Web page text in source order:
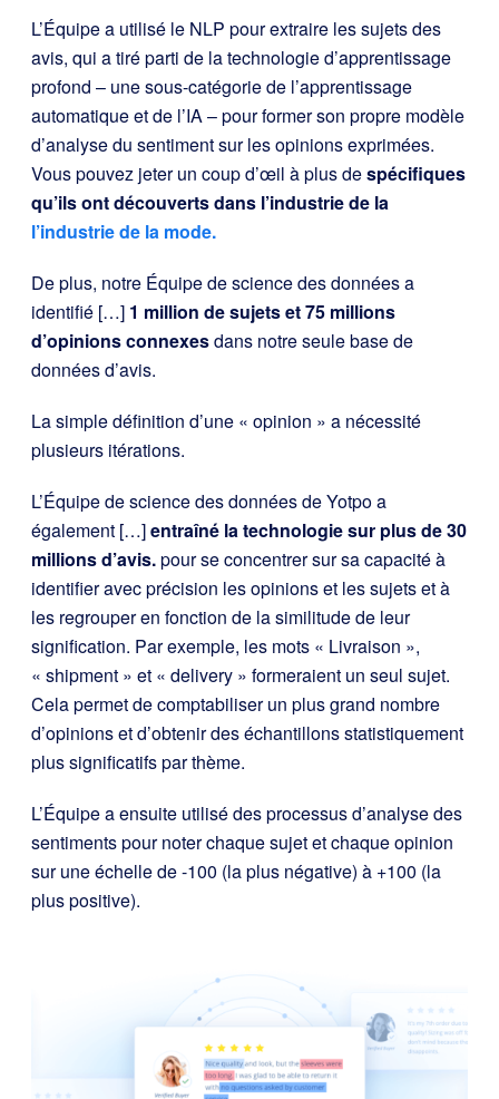
L’Équipe a utilisé le NLP pour extraire les sujets des
avis, qui a tiré parti de la technologie d’apprentissage
profond – une sous-catégorie de l’apprentissage
automatique et de l’IA – pour former son propre modèle
d’analyse du sentiment sur les opinions exprimées.
Vous pouvez jeter un coup d’œil à plus despécifiques
qu’ils ont découverts dans l’industrie de la
l’industrie de la mode.
De plus, notre Équipe de science des données a
identifié […] 1 million de sujets et 75 millions
d’opinions connexesdans notre seule base de
données d’avis.
La simple définition d’une « opinion » a nécessité
plusieurs itérations.
L’Équipe de science des données de Yotpo a
également […]entraîné la technologie sur plus de 30
millions d’avis.pour se concentrer sur sa capacité à
identifier avec précision les opinions et les sujets et à
les regrouper en fonction de la similitude de leur
signification. Par exemple, les mots « Livraison »,
« shipment » et « delivery » formeraient un seul sujet.
Cela permet de comptabiliser un plus grand nombre
d’opinions et d’obtenir des échantillons statistiquement
plus significatifs par thème.
L’Équipe a ensuite utilisé des processus d’analyse des
sentiments pour noter chaque sujet et chaque opinion
sur une échelle de -100 (la plus négative) à +100 (la
plus positive).